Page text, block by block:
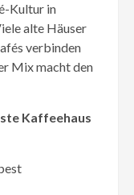
Kultur in
alte Häuser
verbinden
Mix macht den
Kaffeehaus